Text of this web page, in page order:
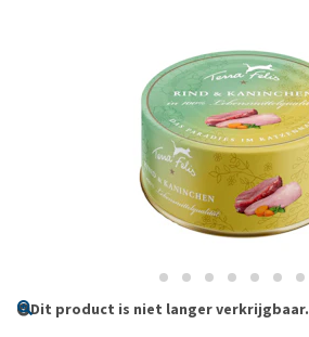
Dit product is niet langer verkrijgbaar.